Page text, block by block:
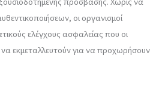
οι οργανισμοί
ελέγχους ασφαλείας που οι
να εκμεταλλευτούν για να προχωρήσουν